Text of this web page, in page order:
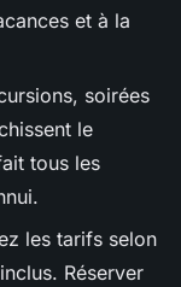
et à la
soirées
le
tous les
les tarifs selon
Réserver